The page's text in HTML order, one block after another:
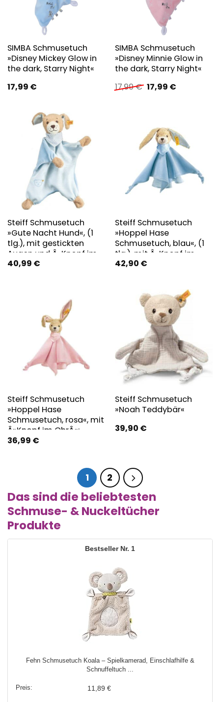
SIMBA Schmusetuch
»Disney Mickey Glow in
the dark, Starry Night«
17,99 €
SIMBA Schmusetuch
»Disney Minnie Glow in
the dark, Starry Night«
17,99€ Ursprünglicher
Preis
17,99 €Aktueller
Steiff Schmusetuch
»Gute Nacht Hund«, (1
tlg.), mit gestickten
Augen und Â»Knopf im
OhrÂ«
40,99 €
Steiff Schmusetuch
»Hoppel Hase
Schmusetuch, blau«, (1
tlg.), mit Â»Knopf im
OhrÂ«; Enthält Bio-
42,90 €
Steiff Schmusetuch
»Hoppel Hase
Schmusetuch, rosa«, mit
Â»Knopf im OhrÂ«;
Enthält Bio-Baumwolle
36,99 €
Steiff Schmusetuch
»Noah Teddybär«
39,90 €
1 2
Das sind die beliebtesten
Schmuse- & Nuckeltücher
Produkte
1
Fehn Schmusetuch Koala – Spielkamerad, Einschlafhilfe &
Schnuffeltuch ...
11,89 €